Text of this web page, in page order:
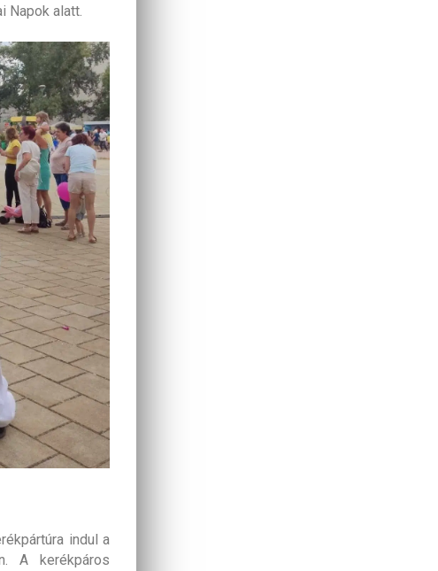
Napok alatt.
indul a
A kerékpáros